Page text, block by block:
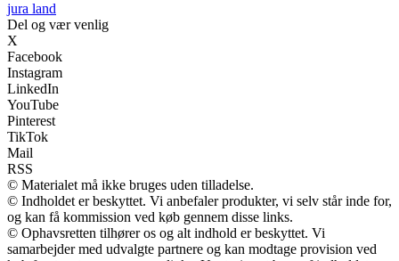
jura land
Del og vær venlig
X
Facebook
Instagram
LinkedIn
YouTube
Pinterest
TikTok
Mail
RSS
© Materialet må ikke bruges uden tilladelse.
© Indholdet er beskyttet. Vi anbefaler produkter, vi selv står inde for,
og kan få kommission ved køb gennem disse links.
© Ophavsretten tilhører os og alt indhold er beskyttet. Vi
samarbejder med udvalgte partnere og kan modtage provision ved